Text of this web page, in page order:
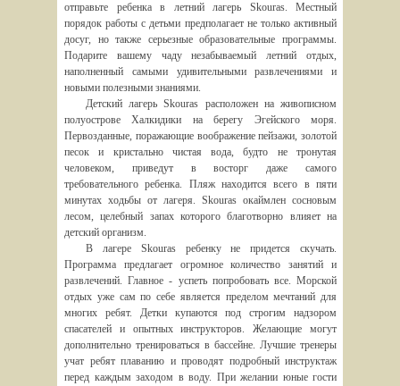
отправьте ребенка в летний лагерь Skouras. Местный
порядок работы с детьми предполагает не только активный
досуг, но также серьезные образовательные программы.
Подарите вашему чаду незабываемый летний отдых,
наполненный самыми удивительными развлечениями и
новыми полезными знаниями.
Детский лагерь Skouras расположен на живописном
полуострове Халкидики на берегу Эгейского моря.
Первозданные, поражающие воображение пейзажи, золотой
песок и кристально чистая вода, будто не тронутая
человеком, приведут в восторг даже самого
требовательного ребенка. Пляж находится всего в пяти
минутах ходьбы от лагеря. Skouras окаймлен сосновым
лесом, целебный запах которого благотворно влияет на
детский организм.
В лагере Skouras ребенку не придется скучать.
Программа предлагает огромное количество занятий и
развлечений. Главное - успеть попробовать все. Морской
отдых уже сам по себе является пределом мечтаний для
многих ребят. Детки купаются под строгим надзором
спасателей и опытных инструкторов. Желающие могут
дополнительно тренироваться в бассейне. Лучшие тренеры
учат ребят плаванию и проводят подробный инструктаж
перед каждым заходом в воду. При желании юные гости